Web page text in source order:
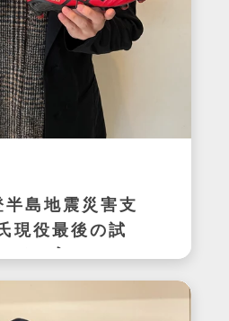
半島地震災害支
現役最後の試
イン入りスパ